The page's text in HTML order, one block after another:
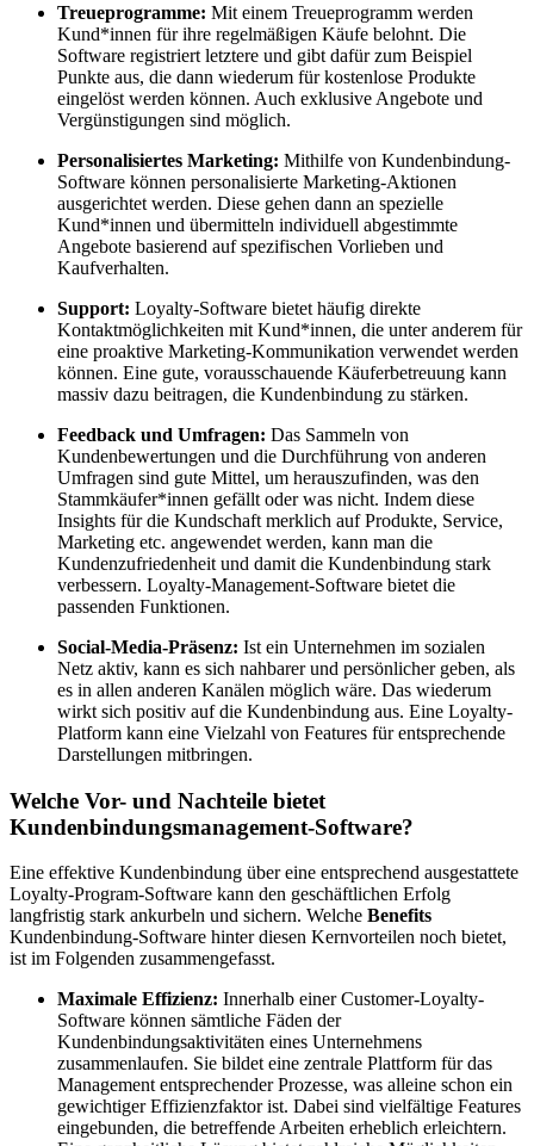
Treueprogramme: Mit einem Treueprogramm werden
Kund*innen für ihre regelmäßigen Käufe belohnt. Die
Software registriert letztere und gibt dafür zum Beispiel
Punkte aus, die dann wiederum für kostenlose Produkte
eingelöst werden können. Auch exklusive Angebote und
Vergünstigungen sind möglich.
Personalisiertes Marketing: Mithilfe von Kundenbindung-
Software können personalisierte Marketing-Aktionen
ausgerichtet werden. Diese gehen dann an spezielle
Kund*innen und übermitteln individuell abgestimmte
Angebote basierend auf spezifischen Vorlieben und
Kaufverhalten.
Support: Loyalty-Software bietet häufig direkte
Kontaktmöglichkeiten mit Kund*innen, die unter anderem für
eine proaktive Marketing-Kommunikation verwendet werden
können. Eine gute, vorausschauende Käuferbetreuung kann
massiv dazu beitragen, die Kundenbindung zu stärken.
Feedback und Umfragen: Das Sammeln von
Kundenbewertungen und die Durchführung von anderen
Umfragen sind gute Mittel, um herauszufinden, was den
Stammkäufer*innen gefällt oder was nicht. Indem diese
Insights für die Kundschaft merklich auf Produkte, Service,
Marketing etc. angewendet werden, kann man die
Kundenzufriedenheit und damit die Kundenbindung stark
verbessern. Loyalty-Management-Software bietet die
passenden Funktionen.
Social-Media-Präsenz: Ist ein Unternehmen im sozialen
Netz aktiv, kann es sich nahbarer und persönlicher geben, als
es in allen anderen Kanälen möglich wäre. Das wiederum
wirkt sich positiv auf die Kundenbindung aus. Eine Loyalty-
Platform kann eine Vielzahl von Features für entsprechende
Darstellungen mitbringen.
Welche Vor- und Nachteile bietet
Kundenbindungsmanagement-Software?
Eine effektive Kundenbindung über eine entsprechend ausgestattete
Loyalty-Program-Software kann den geschäftlichen Erfolg
langfristig stark ankurbeln und sichern. Welche Benefits
Kundenbindung-Software hinter diesen Kernvorteilen noch bietet,
ist im Folgenden zusammengefasst.
Maximale Effizienz: Innerhalb einer Customer-Loyalty-
Software können sämtliche Fäden der
Kundenbindungsaktivitäten eines Unternehmens
zusammenlaufen. Sie bildet eine zentrale Plattform für das
Management entsprechender Prozesse, was alleine schon ein
gewichtiger Effizienzfaktor ist. Dabei sind vielfältige Features
eingebunden, die betreffende Arbeiten erheblich erleichtern.